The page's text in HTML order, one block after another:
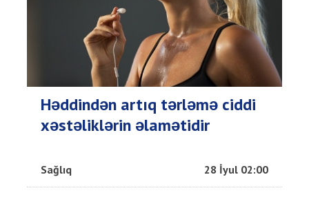
Həddindən artıq tərləmə ciddi
xəstəliklərin əlamətidir
Sağlıq 28 İyul 02:00